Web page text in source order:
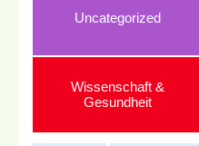
Uncategorized
Wissenschaft &
Gesundheit